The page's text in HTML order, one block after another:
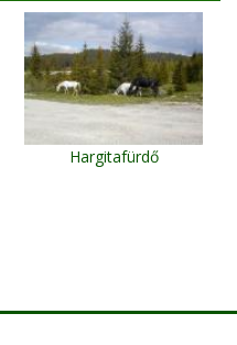
Hargitafürdő